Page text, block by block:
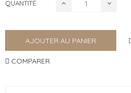
QUANTITÉ
AJOUTER AU PANIER
COMPARER